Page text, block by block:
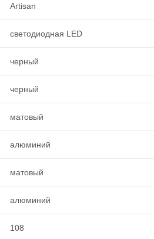
Artisan
светодиодная LED
черный
черный
матовый
алюминий
матовый
алюминий
108